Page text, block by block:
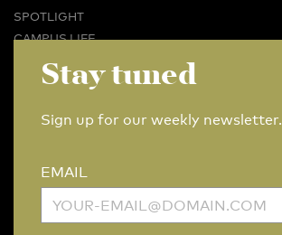
SPOTLIGHT
CAMPUS LIFE
BUSINESS & CAREER
CONTACT
ARCHIVE
Stay tuned
Sign up for our weekly newsletter.
EMAIL